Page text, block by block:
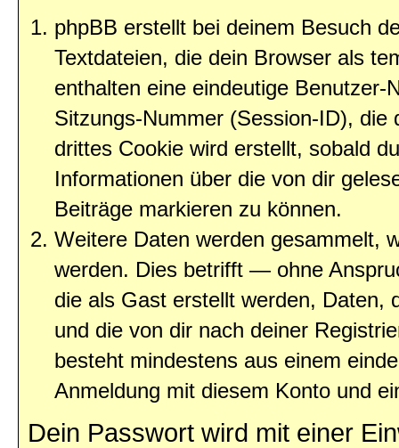
phpBB erstellt bei deinem Besuch
Textdateien, die dein Browser als
enthalten eine eindeutige
Sitzungs-Nummer (Session-ID),
drittes Cookie wird erstellt, sobald
Informationen über die von dir
Beiträge markieren zu können.
Weitere Daten werden gesammelt,
werden. Dies betrifft — ohne
die als Gast erstellt werden, Daten,
und die von dir nach deiner
besteht mindestens aus einem
Anmeldung mit diesem Konto und
Dein Passwort wird mit einer